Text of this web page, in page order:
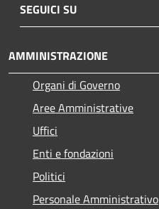
SEGUICI SU
AMMINISTRAZIONE
Organi di Governo
Aree Amministrative
Uffici
Enti e fondazioni
Politici
Personale Amministrativo